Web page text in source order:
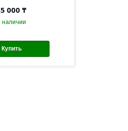
000 ₸
наличии
Купить